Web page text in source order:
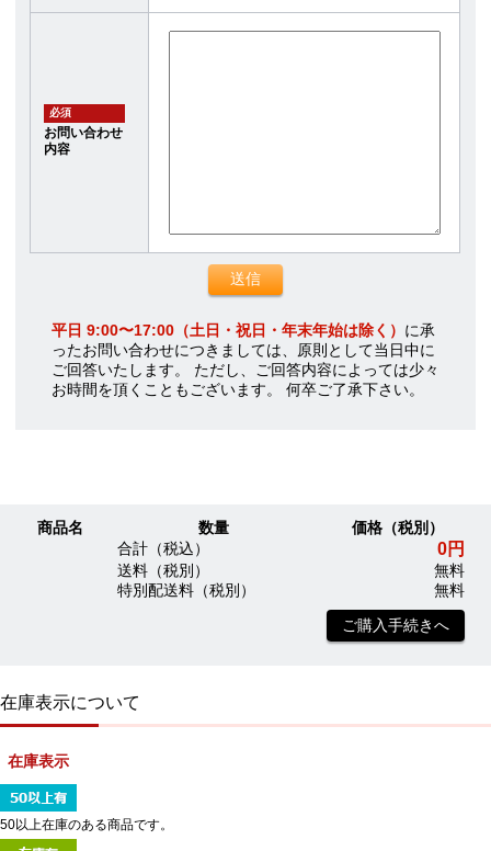
必須
お問い合わせ
内容
平日 9:00〜17:00（土日・祝日・年末年始は除く） に承
ったお問い合わせにつきましては、原則として当日中に
ご回答いたします。 ただし、ご回答内容によっては少々
お時間を頂くこともございます。 何卒ご了承下さい。
商品名 数量
価格（税別）
合計（税込）
0円
送料（税別）
無料
特別配送料（税別）
無料
ご購入手続きへ
在庫表示について
在庫表示
50以上在庫のある商品です。